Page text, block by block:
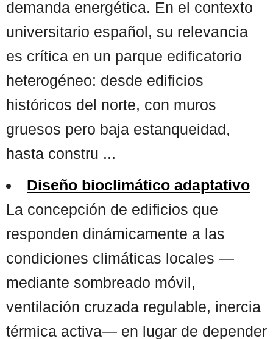
demanda energética. En el contexto
universitario español, su relevancia
es crítica en un parque edificatorio
heterogéneo: desde edificios
históricos del norte, con muros
gruesos pero baja estanqueidad,
hasta constru ...
Diseño bioclimático adaptativo
La concepción de edificios que
responden dinámicamente a las
condiciones climáticas locales —
mediante sombreado móvil,
ventilación cruzada regulable, inercia
térmica activa— en lugar de depender